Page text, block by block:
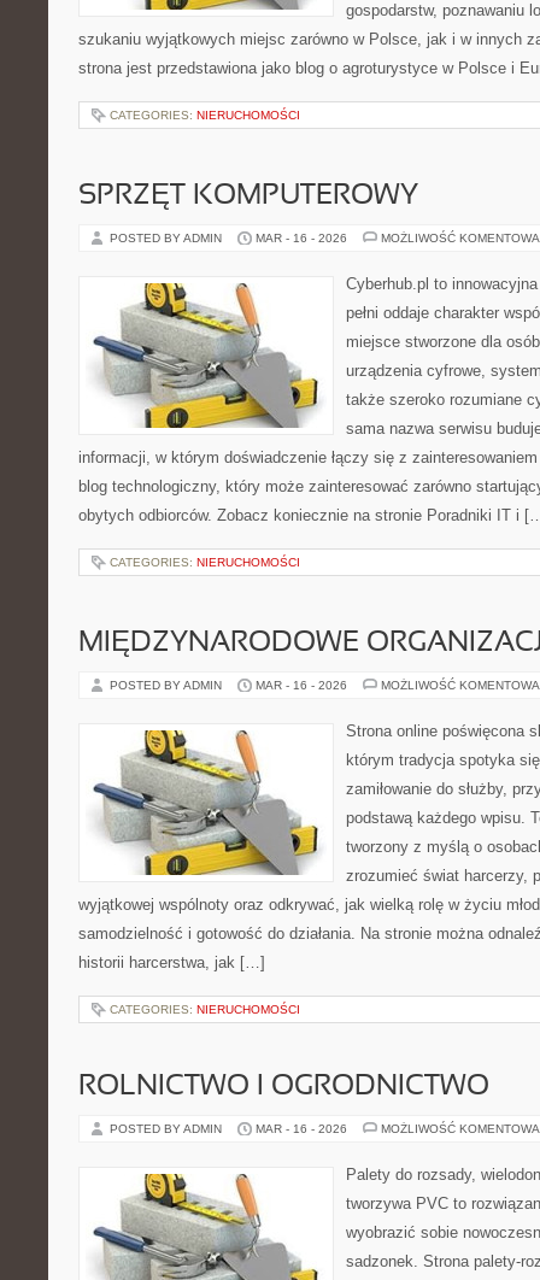
gospodarstw, poznawaniu
szukaniu wyjątkowych miejsc zarówno w Polsce, jak i w innych
strona jest przedstawiona jako blog o agroturystyce w Polsce i
CATEGORIES: NIERUCHOMOŚCI
SPRZĘT KOMPUTEROWY
POSTED BY ADMIN MAR - 16 - 2026 MOŻLIWOŚĆ
Cyberhub.pl to
pełni oddaje charakter
miejsce stworzone dla
urządzenia cyfrowe,
także szeroko rozumiane
sama nazwa serwisu
informacji, w którym doświadczenie łączy się z
blog technologiczny, który może zainteresować zarówno
obytych odbiorców. Zobacz koniecznie na stronie Poradniki IT i
CATEGORIES: NIERUCHOMOŚCI
MIĘDZYNARODOWE
POSTED BY ADMIN MAR - 16 - 2026 MOŻLIWOŚĆ
Strona online poświęcona
którym tradycja spotyka
zamiłowanie do służby,
podstawą każdego wpisu.
tworzony z myślą o
zrozumieć świat harcerzy,
wyjątkowej wspólnoty oraz odkrywać, jak wielką rolę w życiu
samodzielność i gotowość do działania. Na stronie można
historii harcerstwa, jak […]
CATEGORIES: NIERUCHOMOŚCI
ROLNICTWO I OGRODNICTWO
POSTED BY ADMIN MAR - 16 - 2026 MOŻLIWOŚĆ
Palety do rozsady,
tworzywa PVC to
wyobrazić sobie
sadzonek. Strona palety-